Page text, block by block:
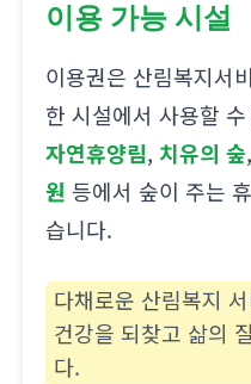
이용 가능 시설
이용권은 산림복지서
한 시설에서 사용할
자연휴양림, 치유의 숲
원 등에서 숲이 주는
습니다.
다채로운 산림복지
건강을 되찾고 삶의
다.